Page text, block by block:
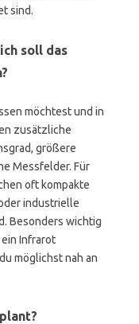
sind.
soll das
möchtest und in
zusätzliche
größere
Messfelder. Für
oft kompakte
industrielle
Besonders wichtig
Infrarot
möglichst nah an